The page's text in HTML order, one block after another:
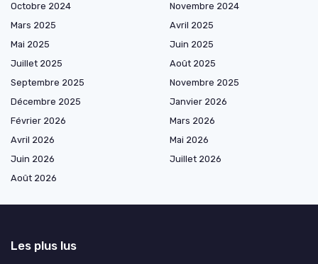
Octobre 2024
Novembre 2024
Mars 2025
Avril 2025
Mai 2025
Juin 2025
Juillet 2025
Août 2025
Septembre 2025
Novembre 2025
Décembre 2025
Janvier 2026
Février 2026
Mars 2026
Avril 2026
Mai 2026
Juin 2026
Juillet 2026
Août 2026
Les plus lus